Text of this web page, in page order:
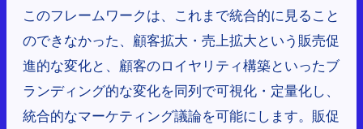
このフレームワークは、これまで統合的に見ること
のできなかった、顧客拡大・売上拡大という販売促
進的な変化と、顧客のロイヤリティ構築といったブ
ランディング的な変化を同列で可視化・定量化し、
統合的なマーケティング議論を可能にします。販促